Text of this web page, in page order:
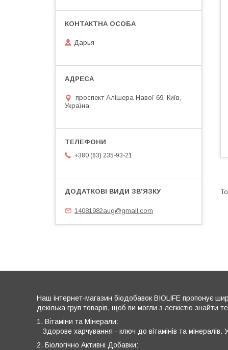
Дарья
проспект Алішера Навої 69, Київ,
Україна
+380 (63) 235-93-21
14081982aug@gmail.com
Наш інтернет-магазин біодобавок BIOLIFE пропонує
декілька груп товарів, щоб ви могли з легкістю знайти
1. Вітаміни та Мінерали:
Здорове харчування - ключ до вітамінів та мінералів.
2. Біологічно Активні Добавки: